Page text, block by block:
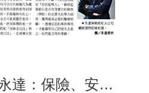
【工商時報】永達：保險、安養信託 完備失智防護網